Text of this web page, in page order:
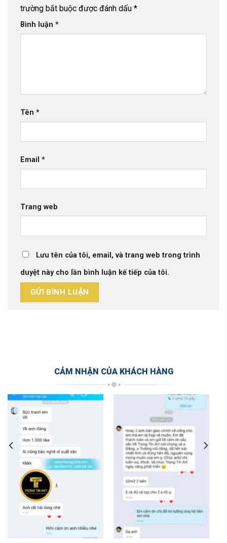
trường bắt buộc được đánh dấu *
Bình luận *
Tên *
Email *
Trang web
Lưu tên của tôi, email, và trang web trong trình
duyệt này cho lần bình luận kế tiếp của tôi.
CẢM NHẬN CỦA KHÁCH HÀNG